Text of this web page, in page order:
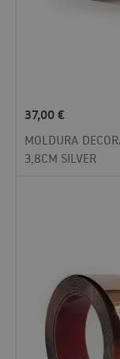
37,00€
MOLDURA
3,8CM SILVER